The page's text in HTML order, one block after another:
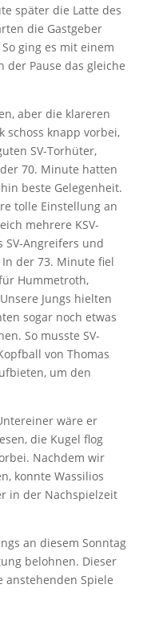
später die Latte des
die Gastgeber
ging es mit einem
der Pause das gleiche
aber die klareren
schoss knapp vorbei,
SV-Torhüter,
70. Minute hatten
beste Gelegenheit.
tolle Einstellung an
mehrere KSV-
SV-Angreifers und
der 73. Minute fiel
Hummetroth,
Jungs hielten
sogar noch etwas
So musste SV-
von Thomas
um den
wäre er
die Kugel flog
Nachdem wir
konnte Wassilios
in der Nachspielzeit
an diesem Sonntag
belohnen. Dieser
Spiele